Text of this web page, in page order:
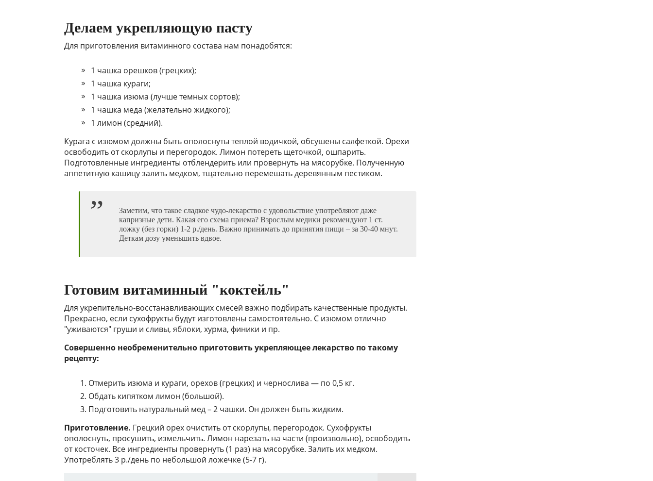
Делаем укрепляющую пасту
Для приготовления витаминного состава нам понадобятся:
1 чашка орешков (грецких);
1 чашка кураги;
1 чашка изюма (лучше темных сортов);
1 чашка меда (желательно жидкого);
1 лимон (средний).
Курага с изюмом должны быть ополоснуты теплой водичкой, обсушены салфеткой. Орехи
освободить от скорлупы и перегородок. Лимон потереть щеточкой, ошпарить.
Подготовленные ингредиенты отблендерить или провернуть на мясорубке. Полученную
аппетитную кашицу залить медком, тщательно перемешать деревянным пестиком.
Заметим, что такое сладкое чудо-лекарство с удовольствие употребляют даже
капризные дети. Какая его схема приема? Взрослым медики рекомендуют 1 ст.
ложку (без горки) 1-2 р./день. Важно принимать до принятия пищи – за 30-40 мнут.
Деткам дозу уменьшить вдвое.
Готовим витаминный "коктейль"
Для укрепительно-восстанавливающих смесей важно подбирать качественные продукты.
Прекрасно, если сухофрукты будут изготовлены самостоятельно. С изюмом отлично
"уживаются" груши и сливы, яблоки, хурма, финики и пр.
Совершенно необременительно приготовить укрепляющее лекарство по такому
рецепту:
Отмерить изюма и кураги, орехов (грецких) и чернослива — по 0,5 кг.
Обдать кипятком лимон (большой).
Подготовить натуральный мед – 2 чашки. Он должен быть жидким.
Приготовление. Грецкий орех очистить от скорлупы, перегородок. Сухофрукты
ополоснуть, просушить, измельчить. Лимон нарезать на части (произвольно), освободить
от косточек. Все ингредиенты провернуть (1 раз) на мясорубке. Залить их медком.
Употреблять 3 р./день по небольшой ложечке (5-7 г).